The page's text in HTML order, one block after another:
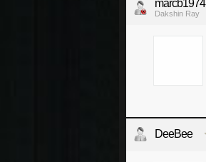
marcb1974
Dakshin Ray
DeeBee